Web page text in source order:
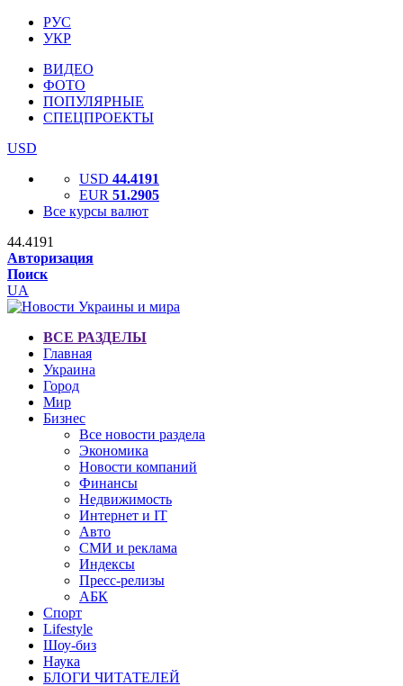
РУС
УКР
ВИДЕО
ФОТО
ПОПУЛЯРНЫЕ
СПЕЦПРОЕКТЫ
USD
USD 44.4191
EUR 51.2905
Все курсы валют
44.4191
Авторизация
Поиск
UA
ВСЕ РАЗДЕЛЫ
Главная
Украина
Город
Мир
Бизнес
Все новости раздела
Экономика
Новости компаний
Финансы
Недвижимость
Интернет и IT
Авто
СМИ и реклама
Индексы
Пресс-релизы
АБК
Спорт
Lifestyle
Шоу-биз
Наука
БЛОГИ ЧИТАТЕЛЕЙ